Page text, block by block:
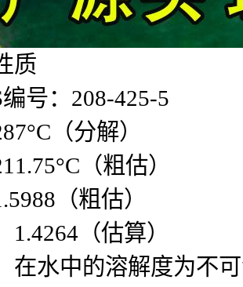
质
号：208-425-5
（分解）
（粗估）
（粗估）
1.4264（估算）
在水中的溶解度为不